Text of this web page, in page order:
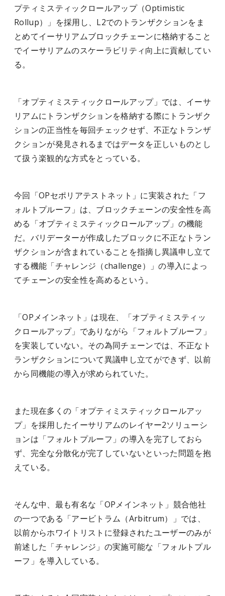
プティミスティックロールアップ（Optimistic
Rollup）」を採用し、L2でのトランザクションをま
とめてイーサリアムブロックチェーンに格納すること
でイーサリアムのスケーラビリティ向上に貢献してい
る。
「オプティミスティックロールアップ」では、イーサ
リアムにトランザクションを格納する際にトランザク
ションの正当性を毎回チェックせず、不正なトランザ
クションが発見されるまではデータを正しいものとし
て扱う楽観的な方式をとっている。
今回「OPセポリアテストネット」に実装された「フ
ォルトプルーフ」は、ブロックチェーンの安全性を高
める「オプティミスティックロールアップ」の機能
だ。バリデーターが作成したブロックに不正なトラン
ザクションが含まれていることを指摘し異議申し立て
する機能「チャレンジ（challenge）」の導入によっ
てチェーンの安全性を高めるという。
「OPメインネット」は現在、「オプティミスティッ
クロールアップ」でありながら「フォルトプルーフ」
を実装していない。その為同チェーンでは、不正なト
ランザクションについて異議申し立てができず、以前
から同機能の導入が求められていた。
また現在多くの「オプティミスティックロールアッ
プ」を採用したイーサリアムのレイヤー2ソリューシ
ョンは「フォルトプルーフ」の導入を完了しておら
ず、完全な分散化が完了していないといった問題を抱
えている。
そんな中、最も有名な「OPメインネット」競合他社
の一つである「アービトラム（Arbitrum）」では、
以前からホワイトリストに登録されたユーザーのみが
前述した「チャレンジ」の実施可能な「フォルトプル
ーフ」を導入している。